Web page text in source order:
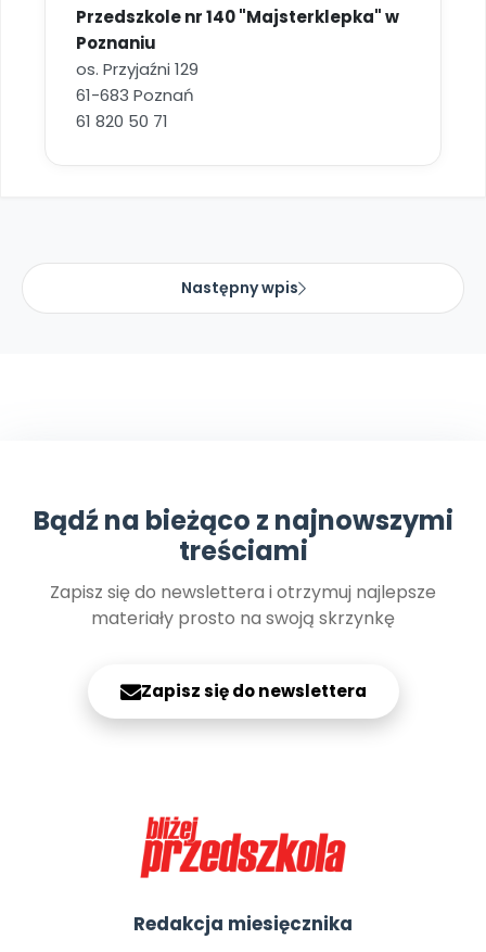
Przedszkole nr 140 "Majsterklepka" w
Poznaniu
os. Przyjaźni 129
61-683 Poznań
61 820 50 71
Następny wpis
Bądź na bieżąco z najnowszymi
treściami
Zapisz się do newslettera i otrzymuj najlepsze
materiały prosto na swoją skrzynkę
Zapisz się do newslettera
Redakcja miesięcznika